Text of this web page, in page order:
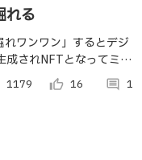
れる
ワンワン」するとデジ
成されNFTとなってミン
品
1179 thumb_up_alt 16 comment 1